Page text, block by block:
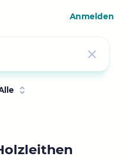
Anmelden